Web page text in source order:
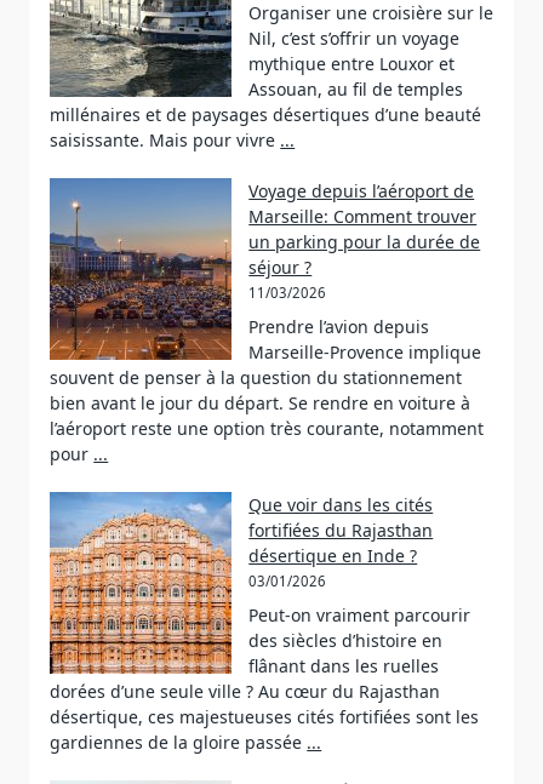
Organiser une croisière sur le
Nil, c’est s’offrir un voyage
mythique entre Louxor et
Assouan, au fil de temples
millénaires et de paysages désertiques d’une beauté
saisissante. Mais pour vivre ...
Voyage depuis l’aéroport de
Marseille: Comment trouver
un parking pour la durée de
séjour ?
11/03/2026
Prendre l’avion depuis
Marseille-Provence implique
souvent de penser à la question du stationnement
bien avant le jour du départ. Se rendre en voiture à
l’aéroport reste une option très courante, notamment
pour ...
Que voir dans les cités
fortifiées du Rajasthan
désertique en Inde ?
03/01/2026
Peut-on vraiment parcourir
des siècles d’histoire en
flânant dans les ruelles
dorées d’une seule ville ? Au cœur du Rajasthan
désertique, ces majestueuses cités fortifiées sont les
gardiennes de la gloire passée ...